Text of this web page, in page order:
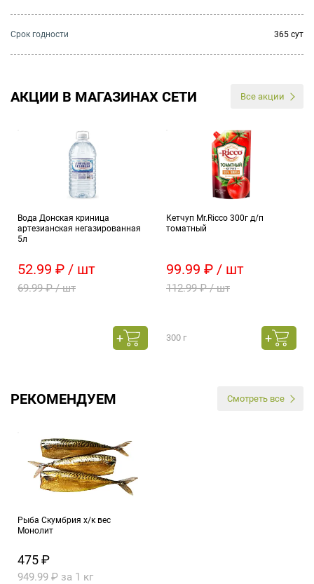
Cрок годности 365 сут
АКЦИИ В МАГАЗИНАХ СЕТИ Все акции
Вода Донская криница
артезианская негазированная
5л
52.99 ₽ / шт
69.99 ₽ / шт
Кетчуп Mr.Ricco 300г д/п
томатный
99.99 ₽ / шт
112.99 ₽ / шт
300 г
РЕКОМЕНДУЕМ Смотреть все
Рыба Скумбрия х/к вес
Монолит
475 ₽
949.99 ₽ за 1 кг